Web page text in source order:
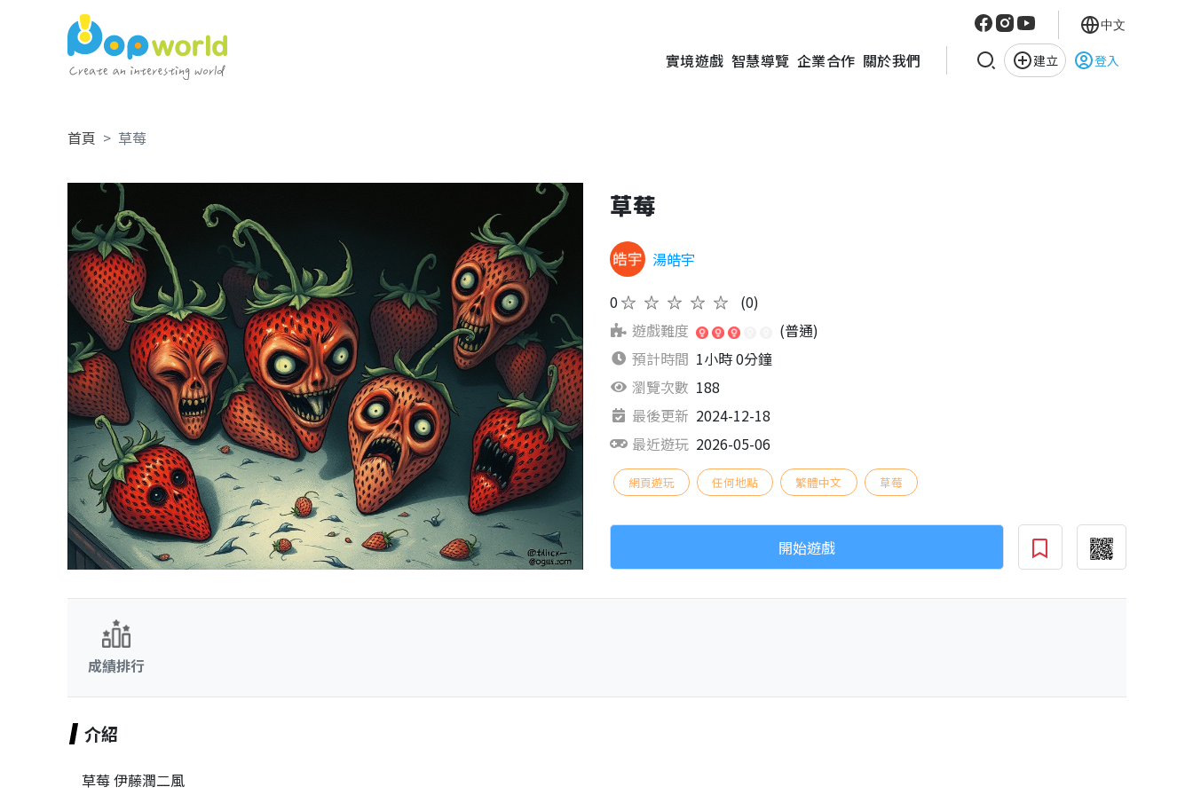
實境遊戲 智慧導覽 企業合作 關於我們 建立 登入
中文
首頁 草莓
草莓
湯皓宇
0★★★★★
(0)
遊戲難度
(普通)
預計時間 1小時 0分鐘
瀏覽次數 188
最後更新 2024-12-18
最近遊玩 2026-05-06
網頁遊玩 任何地點 繁體中文 草莓
開始遊戲
成績排行
介紹
草莓 伊藤潤二風